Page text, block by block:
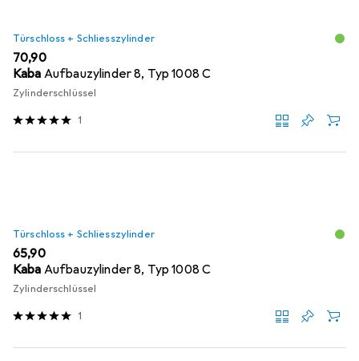
Türschloss + Schliesszylinder
EUR
70,90
Kaba Aufbauzylinder 8, Typ 1008 C
Zylinderschlüssel
1
Türschloss + Schliesszylinder
EUR
65,90
Kaba Aufbauzylinder 8, Typ 1008 C
Zylinderschlüssel
1